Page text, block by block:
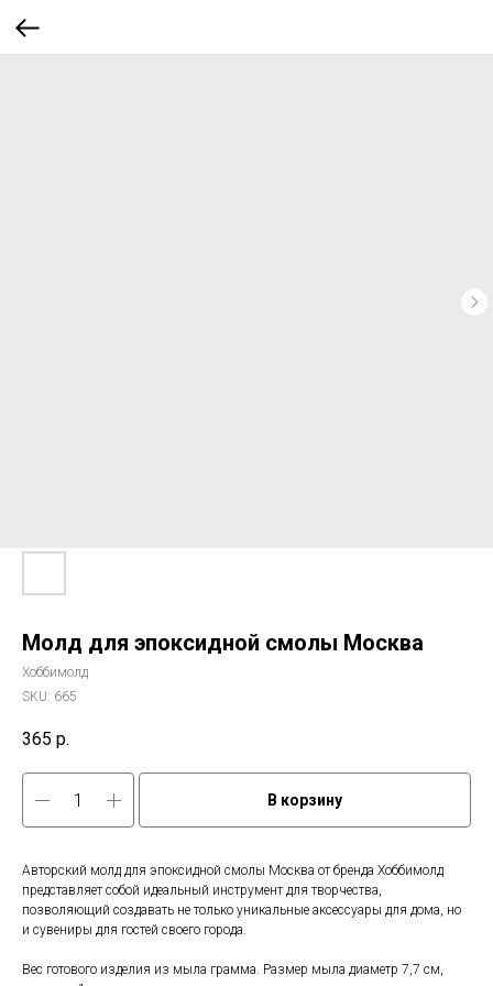
Молд для эпоксидной смолы Москва
Хоббимолд
SKU: 665
365 р.
В корзину
Авторский молд для эпоксидной смолы Москва от бренда Хоббимолд
представляет собой идеальный инструмент для творчества,
позволяющий создавать не только уникальные аксессуары для дома, но
и сувениры для гостей своего города.
Вес готового изделия из мыла грамма. Размер мыла диаметр 7,7 см,